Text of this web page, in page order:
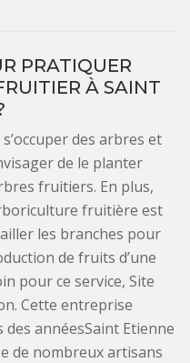
PRATIQUER
À SAINT
des arbres et
de le planter
fruitiers. En plus,
fruitière est
les branches pour
de fruits d’une
pour ce service, Site
Cette entreprise
annéesSaint Etienne
de nombreux artisans